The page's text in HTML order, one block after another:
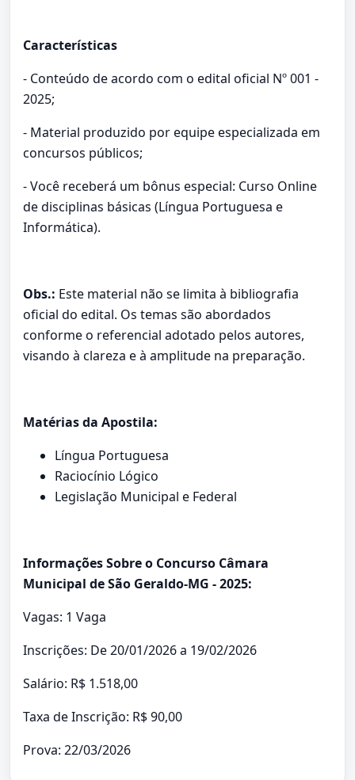
Características
- Conteúdo de acordo com o edital oficial Nº 001 -
2025;
- Material produzido por equipe especializada em
concursos públicos;
- Você receberá um bônus especial: Curso Online
de disciplinas básicas (Língua Portuguesa e
Informática).
Obs.: Este material não se limita à bibliografia
oficial do edital. Os temas são abordados
conforme o referencial adotado pelos autores,
visando à clareza e à amplitude na preparação.
Matérias da Apostila:
Língua Portuguesa
Raciocínio Lógico
Legislação Municipal e Federal
Informações Sobre o Concurso Câmara
Municipal de São Geraldo-MG - 2025:
Vagas: 1 Vaga
Inscrições: De 20/01/2026 a 19/02/2026
Salário: R$ 1.518,00
Taxa de Inscrição: R$ 90,00
Prova: 22/03/2026